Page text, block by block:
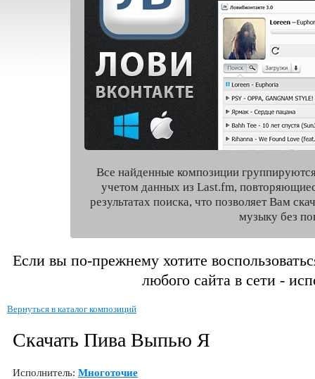
Все найденные композиции
учетом данных из Last.fm,
результатах поиска, что позволяет Вам
музыку без
Если вы по-прежнему хотите
любого сайта в сети -
Вернуться в каталог композиций
Скачать Пива Выпью Я
Исполнитель: Многоточие